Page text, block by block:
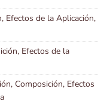
Efectos de la Aplicación,
Efectos de la
Composición, Efectos